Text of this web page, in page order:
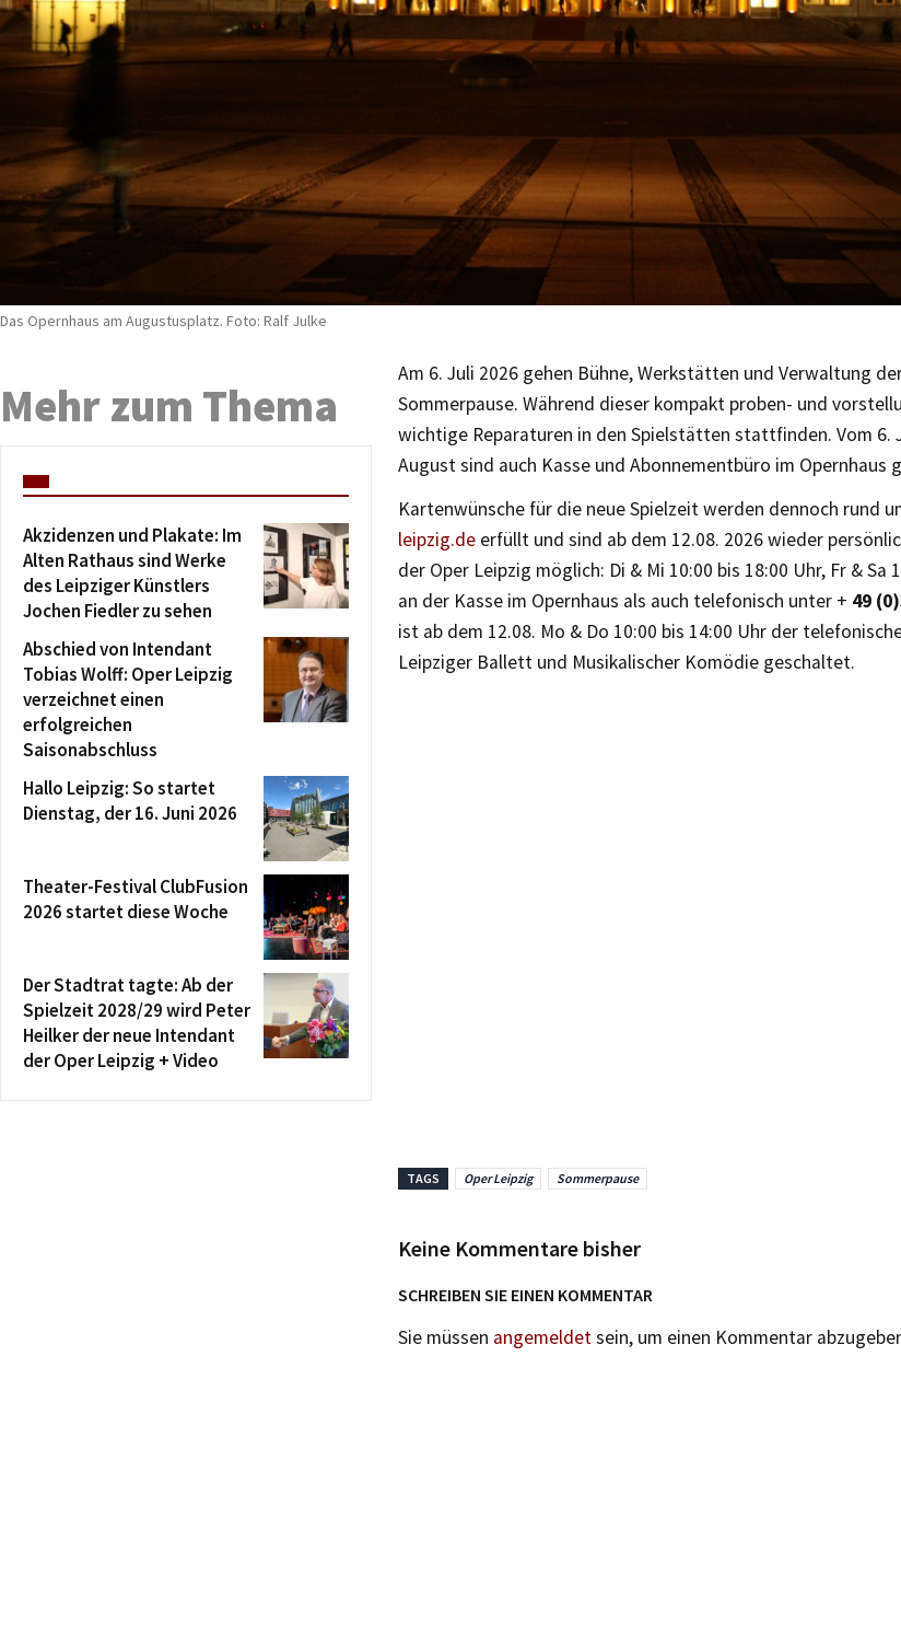
Das Opernhaus am Augustusplatz. Foto: Ralf Julke
Am 6. Juli 2026 gehen Bühne, Werkstätten und Verwaltung
Sommerpause. Während dieser kompakt proben- und
wichtige Reparaturen in den Spielstätten stattfinden. Vom 6.
August sind auch Kasse und Abonnementbüro im Opernhaus
Kartenwünsche für die neue Spielzeit werden dennoch rund
leipzig.de erfüllt und sind ab dem 12.08. 2026 wieder
der Oper Leipzig möglich: Di & Mi 10:00 bis 18:00 Uhr, Fr & Sa
an der Kasse im Opernhaus als auch telefonisch unter + 49
ist ab dem 12.08. Mo & Do 10:00 bis 14:00 Uhr der
Leipziger Ballett und Musikalischer Komödie geschaltet.
TAGS Oper Leipzig Sommerpause
Keine Kommentare bisher
SCHREIBEN SIE EINEN KOMMENTAR
Sie müssen angemeldetsein, um einen Kommentar
Mehr zum Thema
Akzidenzen und Plakate: Im
Alten Rathaus sind Werke
des Leipziger Künstlers
Jochen Fiedler zu sehen
Abschied von Intendant
Tobias Wolff: Oper Leipzig
verzeichnet einen
erfolgreichen
Saisonabschluss
Hallo Leipzig: So startet
Dienstag, der 16. Juni 2026
Theater-Festival ClubFusion
2026 startet diese Woche
Der Stadtrat tagte: Ab der
Spielzeit 2028/29 wird Peter
Heilker der neue Intendant
der Oper Leipzig + Video